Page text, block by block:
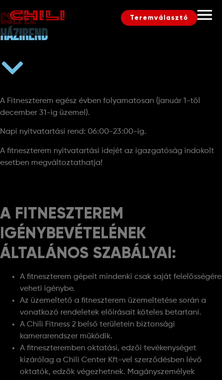
Teremválasztó
CSEPEL
házirend
A Fitneszterem egész évben folyamatosan (január 1-től
december 31-ig üzemel).
Napi nyitvatartási rend: 06:00-23:00-ig.
A fitneszterem nyitvatartási idejét az igazgatóság indokolt
esetben megváltoztathatja!
A FITNESZTEREM
IGÉNYBEVÉTELÉNEK
ÁLTALÁNOS SZABÁLYAI:
A fitneszterem gépeit mindenki csak saját felelősségére
veheti igénybe.
Az üzemeltető a fitneszterem üzemeltetése során a
vonatkozó rendeletek előírásait köteles betartani.
A Chili Fitness 2 belső területein biztonsági
kamerarendszer működik.
A fitneszteremben oktatási, edzői tevékenységet
kizárólag a Chili Center Kft-vel szerződésben lévő
oktatók, edzők végezhetnek. Magányszemélyek